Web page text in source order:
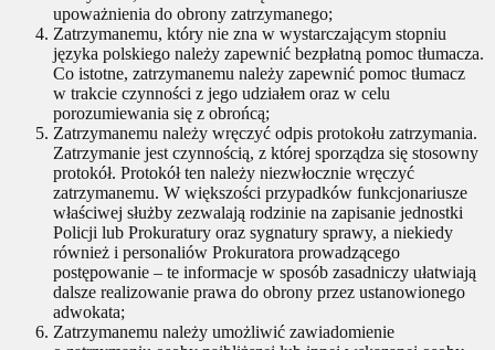
upoważnienia do obrony zatrzymanego;
Zatrzymanemu, który nie zna w wystarczającym stopniu
języka polskiego należy zapewnić bezpłatną pomoc tłumacza.
Co istotne, zatrzymanemu należy zapewnić pomoc tłumacz
w trakcie czynności z jego udziałem oraz w celu
porozumiewania się z obrońcą;
Zatrzymanemu należy wręczyć odpis protokołu zatrzymania.
Zatrzymanie jest czynnością, z której sporządza się stosowny
protokół. Protokół ten należy niezwłocznie wręczyć
zatrzymanemu. W większości przypadków funkcjonariusze
właściwej służby zezwalają rodzinie na zapisanie jednostki
Policji lub Prokuratury oraz sygnatury sprawy, a niekiedy
również i personaliów Prokuratora prowadzącego
postępowanie – te informacje w sposób zasadniczy ułatwiają
dalsze realizowanie prawa do obrony przez ustanowionego
adwokata;
Zatrzymanemu należy umożliwić zawiadomienie